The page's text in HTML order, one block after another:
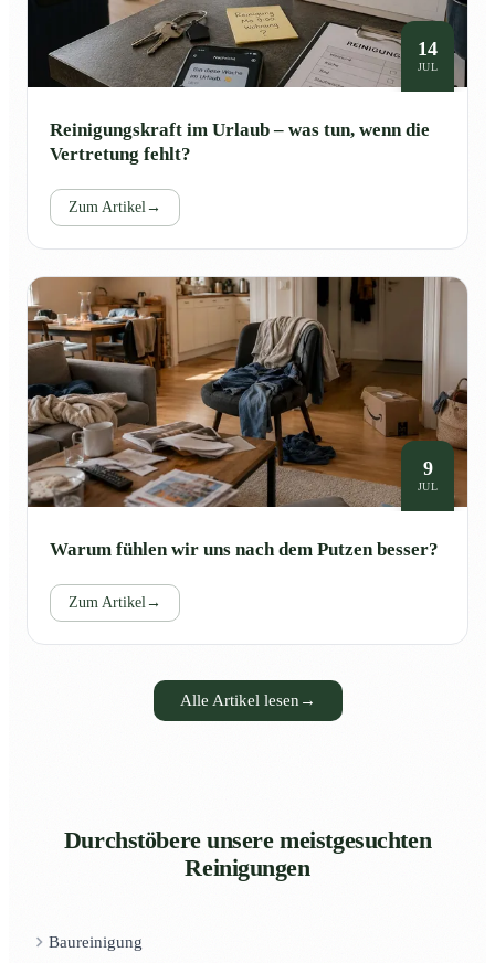
14
JUL
Reinigungskraft im Urlaub – was tun, wenn die
Vertretung fehlt?
Zum Artikel →
9
JUL
Warum fühlen wir uns nach dem Putzen besser?
Zum Artikel →
Alle Artikel lesen →
Durchstöbere unsere meistgesuchten
Reinigungen
Baureinigung